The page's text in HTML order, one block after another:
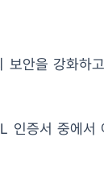
보안을 강화하
인증서 중에서